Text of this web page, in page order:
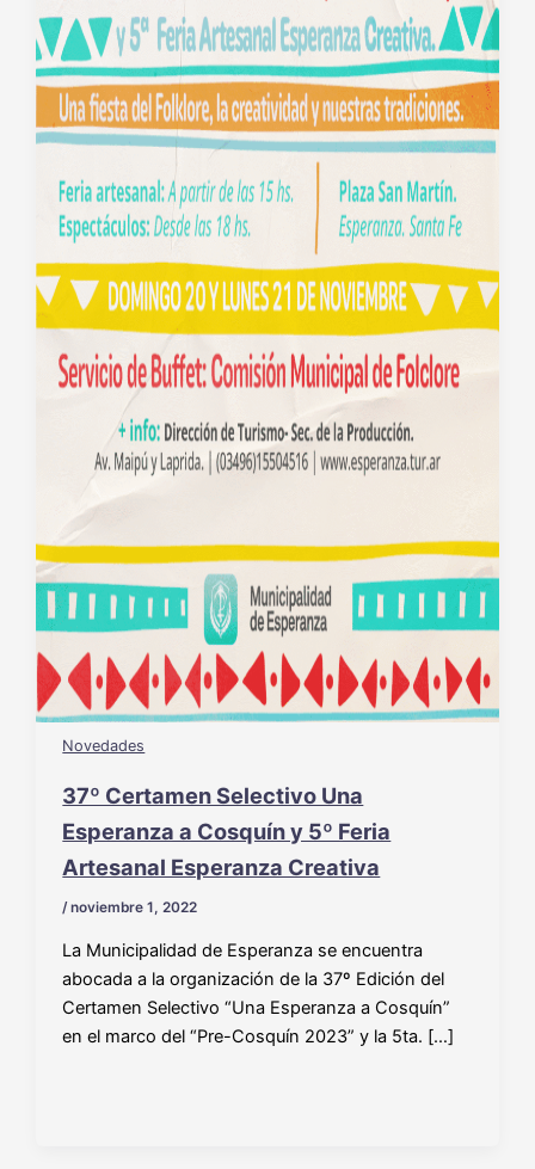
Novedades
37º Certamen Selectivo Una
Esperanza a Cosquín y 5º Feria
Artesanal Esperanza Creativa
/noviembre 1, 2022
La Municipalidad de Esperanza se encuentra
abocada a la organización de la 37º Edición del
Certamen Selectivo “Una Esperanza a Cosquín”
en el marco del “Pre-Cosquín 2023” y la 5ta. […]